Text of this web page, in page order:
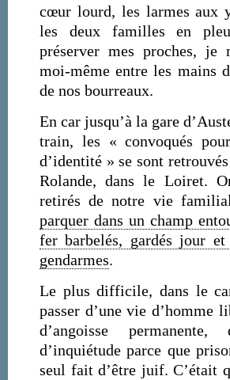
cœur lourd, les larmes aux
les deux familles en
préserver mes proches, je
moi-même entre les mains
de nos bourreaux.
En car jusqu’à la gare
train, les « convoqués
d’identité » se sont
Rolande, dans le Loiret.
retirés de notre vie
parquer dans un champ
fer barbelés, gardés jour
gendarmes.
Le plus difficile, dans le
passer d’une vie d’homme
d’angoisse permanente,
d’inquiétude parce que
seul fait d’être juif. C’était